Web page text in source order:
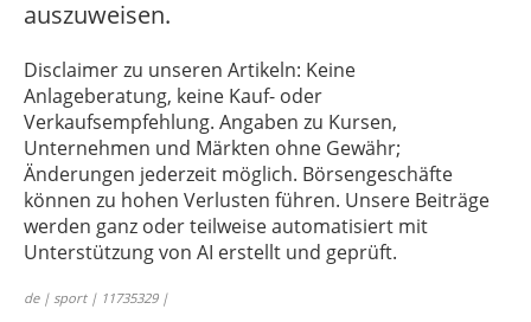
auszuweisen.
Disclaimer zu unseren Artikeln: Keine
Anlageberatung, keine Kauf- oder
Verkaufsempfehlung. Angaben zu Kursen,
Unternehmen und Märkten ohne Gewähr;
Änderungen jederzeit möglich. Börsengeschäfte
können zu hohen Verlusten führen. Unsere Beiträge
werden ganz oder teilweise automatisiert mit
Unterstützung von AI erstellt und geprüft.
de | sport | 11735329 |